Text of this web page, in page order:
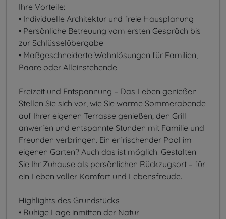
Ihre Vorteile:
• Individuelle Architektur und freie Hausplanung
• Persönliche Betreuung vom ersten Gespräch bis
zur Schlüsselübergabe
• Maßgeschneiderte Wohnlösungen für Familien,
Paare oder Alleinstehende
Freizeit und Entspannung – Das Leben genießen
Stellen Sie sich vor, wie Sie warme Sommerabende
auf Ihrer eigenen Terrasse genießen, den Grill
anwerfen und entspannte Stunden mit Familie und
Freunden verbringen. Ein erfrischender Pool im
eigenen Garten? Auch das ist möglich! Gestalten
Sie Ihr Zuhause als persönlichen Rückzugsort – für
ein Leben voller Komfort und Lebensfreude.
Highlights des Grundstücks
• Ruhige Lage inmitten der Natur